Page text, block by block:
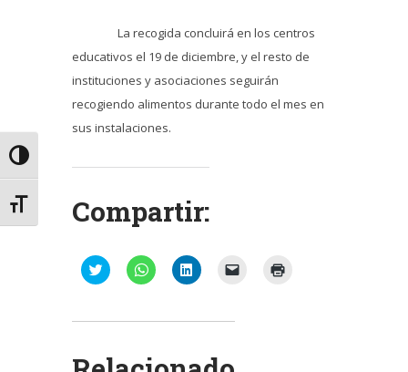
Alternar alto contraste
Alternar tamaño de letra
La recogida concluirá en los centros
educativos el 19 de diciembre, y el resto de
instituciones y asociaciones seguirán
recogiendo alimentos durante todo el mes en
sus instalaciones.
Compartir:
Haz
clic
Twitter
en
Haz
clic
WhatsApp
en
Haz
clic
LinkedIn
en